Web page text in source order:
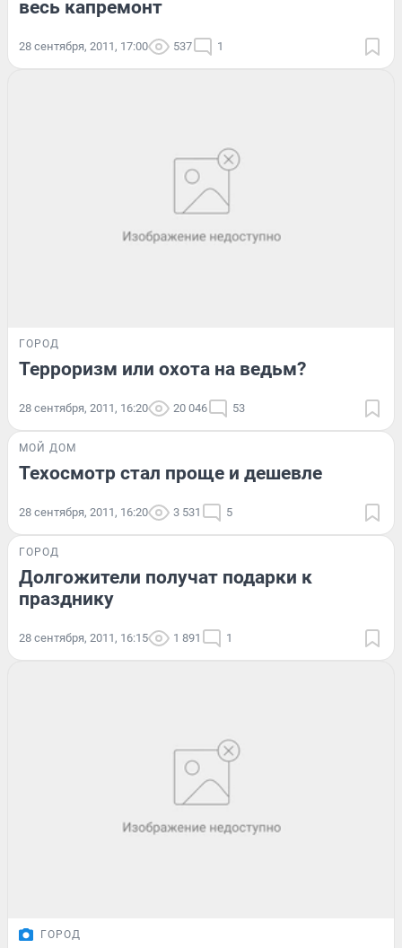
весь капремонт
28 сентября, 2011, 17:00 537 1
ГОРОД
Терроризм или охота на ведьм?
28 сентября, 2011, 16:20 20 046 53
МОЙ ДОМ
Техосмотр стал проще и дешевле
28 сентября, 2011, 16:20 3 531 5
ГОРОД
Долгожители получат подарки к
празднику
28 сентября, 2011, 16:15 1 891 1
ГОРОД